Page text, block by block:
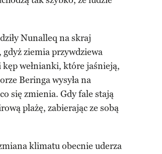
Nunalleq na skraj
ziemia przywdziewa
wełnianki, które jaśnieją,
Beringa wysyła na
się zmienia. Gdy fale stają
plażę, zabierając ze sobą
klimatu obecnie uderza